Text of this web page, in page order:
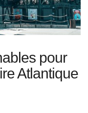
pour
Atlantique